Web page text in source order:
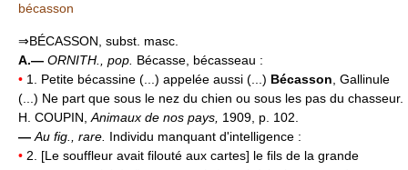
bécasson
⇒BÉCASSON, subst. masc.
A.— ORNITH., pop. Bécasse, bécasseau :
• 1. Petite bécassine (...) appelée aussi (...) Bécasson , Gallinule
(...) Ne part que sous le nez du chien ou sous les pas du chasseur.
H. COUPIN, Animaux de nos pays, 1909, p. 102.
— Au fig., rare. Individu manquant d'intelligence :
• 2. [Le souffleur avait filouté aux cartes] le fils de la grande